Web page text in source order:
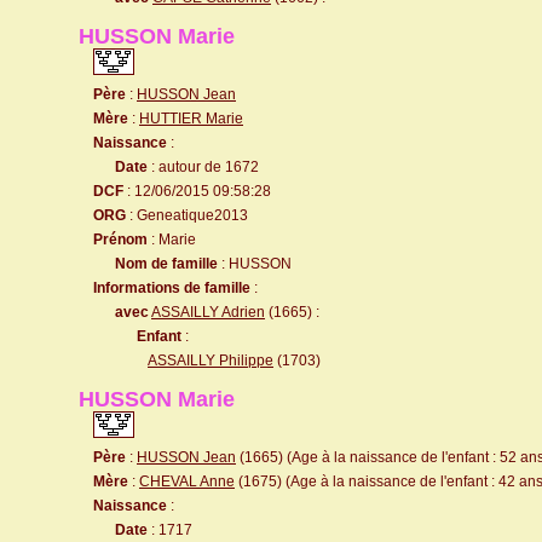
HUSSON Marie
Père : HUSSON Jean
Mère : HUTTIER Marie
Naissance :
Date : autour de 1672
DCF : 12/06/2015 09:58:28
ORG : Geneatique2013
Prénom : Marie
Nom de famille : HUSSON
Informations de famille :
avecASSAILLY Adrien (1665) :
Enfant :
ASSAILLY Philippe (1703)
HUSSON Marie
Père : HUSSON Jean (1665) (Age à la naissance de l'enfant : 52
Mère : CHEVAL Anne (1675) (Age à la naissance de l'enfant : 42
Naissance :
Date : 1717